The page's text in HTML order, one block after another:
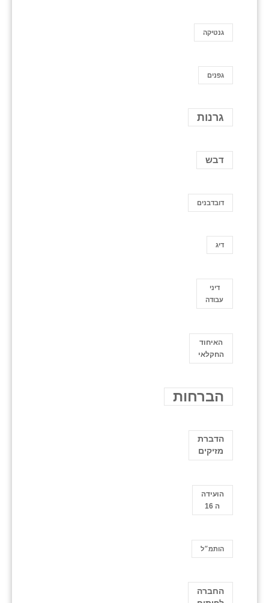
גנטיקה
גפנים
גרנות
דבש
דובדבנים
דיג
דיני
עבודה
האיחוד
החקלאי
הברחות
הדברת
מזיקים
הועידה
ה 16
הותמ״ל
החברה